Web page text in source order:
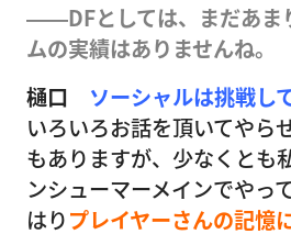
――DFとしては、まだあま
ムの実績はありませんね。
樋口 ソーシャルは挑戦し
いろいろお話を頂いてやら
もありますが、少なくとも
ンシューマーメインでやっ
はりプレイヤーさんの記憶